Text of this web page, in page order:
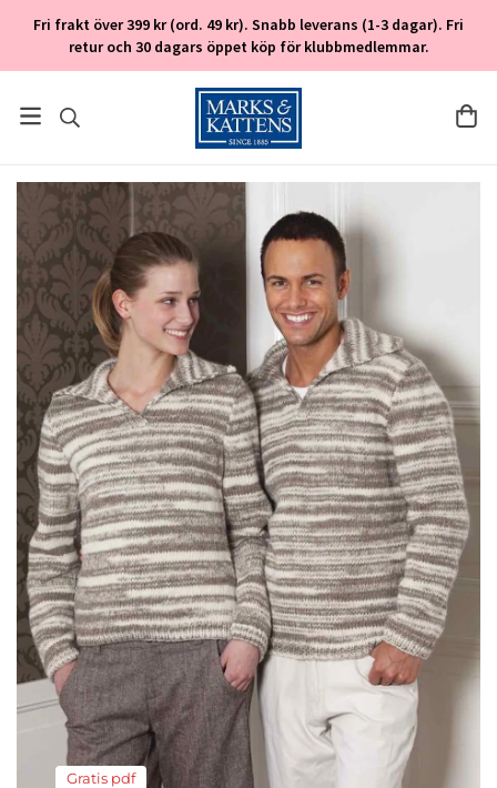
Fri frakt över 399 kr (ord. 49 kr). Snabb leverans (1-3 dagar). Fri
retur och 30 dagars öppet köp för klubbmedlemmar.
Gratis pdf